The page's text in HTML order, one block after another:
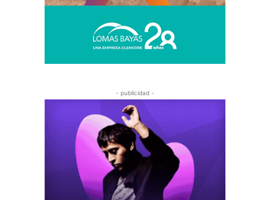
- publicidad -